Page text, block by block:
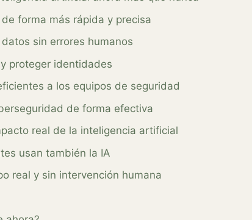
forma más rápida y precisa
sin errores humanos
proteger identidades
a los equipos de seguridad
de forma efectiva
real de la inteligencia artificial
usan también la IA
real y sin intervención humana